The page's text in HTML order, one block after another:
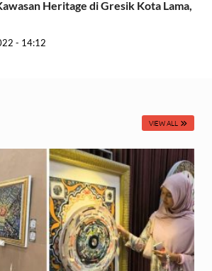
Heritage di Gresik Kota Lama,
- 14:12
VIEW ALL